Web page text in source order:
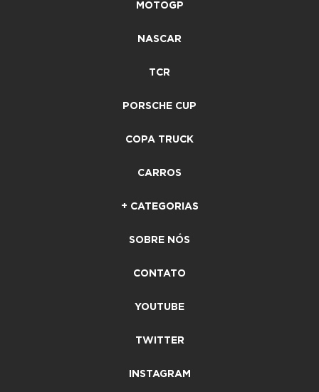
MOTOGP
NASCAR
TCR
PORSCHE CUP
COPA TRUCK
CARROS
+ CATEGORIAS
SOBRE NÓS
CONTATO
YOUTUBE
TWITTER
INSTAGRAM